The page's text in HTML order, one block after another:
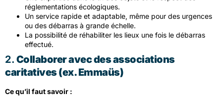
réglementations écologiques.
Un service rapide et adaptable, même pour des urgences
ou des débarras à grande échelle.
La possibilité de réhabiliter les lieux une fois le débarras
effectué.
2. Collaborer avec des associations
caritatives (ex. Emmaüs)
Ce qu’il faut savoir :